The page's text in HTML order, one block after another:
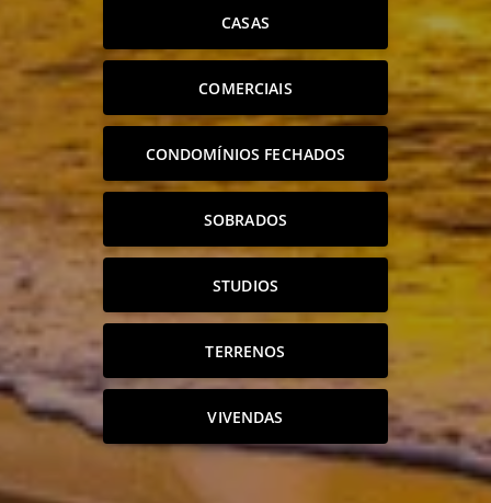
CASAS
COMERCIAIS
CONDOMÍNIOS FECHADOS
SOBRADOS
STUDIOS
TERRENOS
VIVENDAS